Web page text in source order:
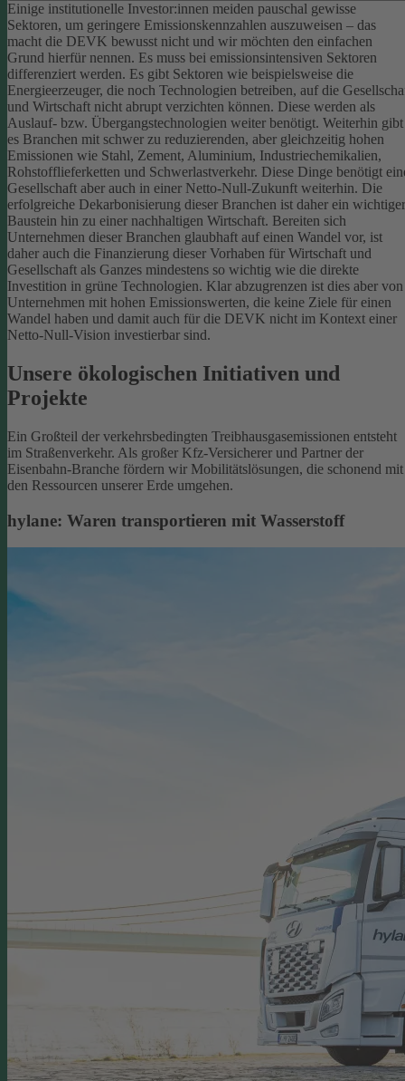
Einige institutionelle Investor:innen meiden pauschal gewisse
Sektoren, um geringere Emissionskennzahlen auszuweisen – das
macht die DEVK bewusst nicht und wir möchten den einfachen
Grund hierfür nennen. Es muss bei emissionsintensiven Sektoren
differenziert werden. Es gibt Sektoren wie beispielsweise die
Energieerzeuger, die noch Technologien betreiben, auf die
und Wirtschaft nicht abrupt verzichten können. Diese werden als
Auslauf- bzw. Übergangstechnologien weiter benötigt. Weiterhin gibt
es Branchen mit schwer zu reduzierenden, aber gleichzeitig hohen
Emissionen wie Stahl, Zement, Aluminium, Industriechemikalien,
Rohstofflieferketten und Schwerlastverkehr. Diese Dinge benötigt
Gesellschaft aber auch in einer Netto-Null-Zukunft weiterhin. Die
erfolgreiche Dekarbonisierung dieser Branchen ist daher ein wichtiger
Baustein hin zu einer nachhaltigen Wirtschaft. Bereiten sich
Unternehmen dieser Branchen glaubhaft auf einen Wandel vor, ist
daher auch die Finanzierung dieser Vorhaben für Wirtschaft und
Gesellschaft als Ganzes mindestens so wichtig wie die direkte
Investition in grüne Technologien. Klar abzugrenzen ist dies aber von
Unternehmen mit hohen Emissionswerten, die keine Ziele für einen
Wandel haben und damit auch für die DEVK nicht im Kontext einer
Netto-Null-Vision investierbar sind.
Unsere ökologischen Initiativen und
Projekte
Ein Großteil der verkehrsbedingten Treibhausgasemissionen entsteht
im Straßenverkehr. Als großer Kfz-Versicherer und Partner der
Eisenbahn-Branche fördern wir Mobilitätslösungen, die schonend mit
den Ressourcen unserer Erde umgehen.
hylane: Waren transportieren mit Wasserstoff